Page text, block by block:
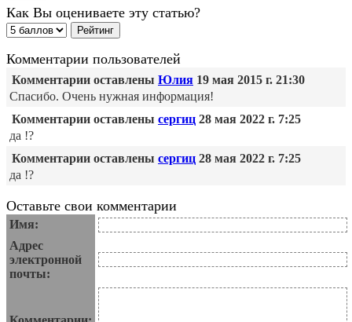
Как Вы оцениваете эту статью?
Комментарии пользователей
Комментарии оставлены Юлия 19 мая 2015 г. 21:30
Спасибо. Очень нужная информация!
Комментарии оставлены сергиц 28 мая 2022 г. 7:25
да !?
Комментарии оставлены сергиц 28 мая 2022 г. 7:25
да !?
Оставьте свои комментарии
Имя:
Адрес
электронной
почты: